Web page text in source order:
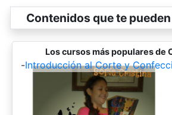
Contenidos que te
Los cursos más populares de
-Introducción al Corte y